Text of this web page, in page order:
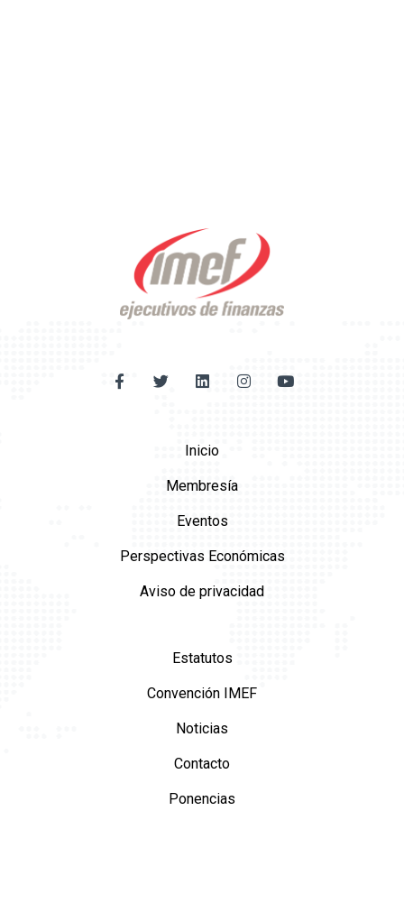
Inicio
Membresía
Eventos
Perspectivas Económicas
Aviso de privacidad
Estatutos
Convención IMEF
Noticias
Contacto
Ponencias